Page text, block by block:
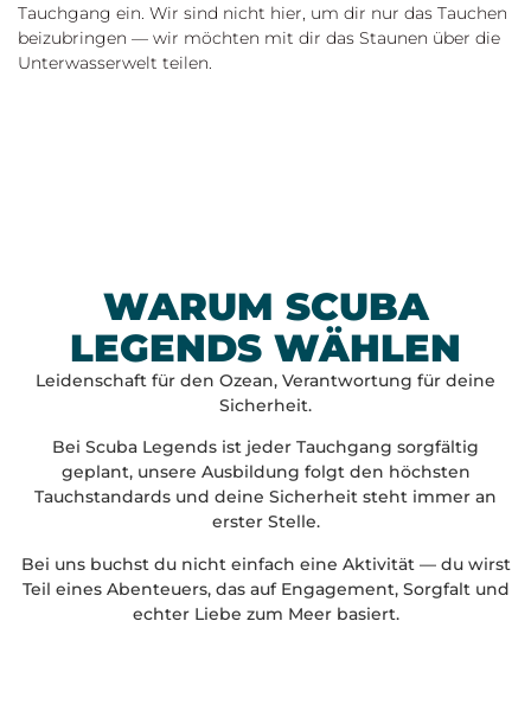
Tauchgang ein. Wir sind nicht hier, um dir nur das Tauchen
beizubringen — wir möchten mit dir das Staunen über die
Unterwasserwelt teilen.
WARUM SCUBA
LEGENDS WÄHLEN
Leidenschaft für den Ozean, Verantwortung für deine
Sicherheit.
Bei Scuba Legends ist jeder Tauchgang sorgfältig
geplant, unsere Ausbildung folgt den höchsten
Tauchstandards und deine Sicherheit steht immer an
erster Stelle.
Bei uns buchst du nicht einfach eine Aktivität — du wirst
Teil eines Abenteuers, das auf Engagement, Sorgfalt und
echter Liebe zum Meer basiert.